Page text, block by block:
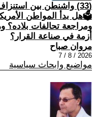
(33) واشنطن بين
🗳هل بدأ المواطن
ومراجعة تحالفات بلاده؟
أزمة في صناعة القرار؟
مروان صباح
2026 / 8 / 7
مواضيع وابحاث سياسية